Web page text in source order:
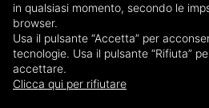
No results for
Nusco
in qualsiasi momento, secondo le
browser.
Usa il pulsante “Accetta” per
tecnologie. Usa il pulsante “Rifiuta”
accettare.
Clicca qui per rifiutare